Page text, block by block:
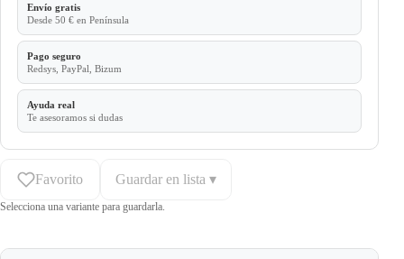
Envío gratis
Desde 50 € en Península
Pago seguro
Redsys, PayPal, Bizum
Ayuda real
Te asesoramos si dudas
Favorito Guardar en lista ▾
Selecciona una variante para guardarla.